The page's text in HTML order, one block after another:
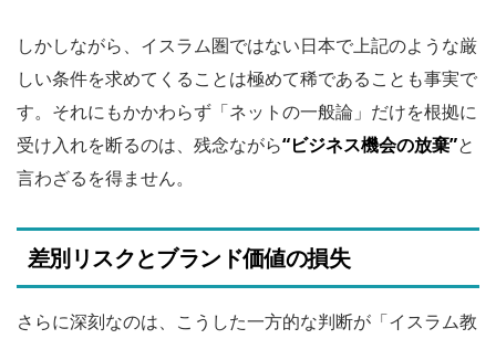
しかしながら、イスラム圏ではない日本で上記のような厳
しい条件を求めてくることは極めて稀であることも事実で
す。それにもかかわらず「ネットの一般論」だけを根拠に
受け入れを断るのは、残念ながら“ビジネス機会の放棄”と
言わざるを得ません。
差別リスクとブランド価値の損失
さらに深刻なのは、こうした一方的な判断が「イスラム教